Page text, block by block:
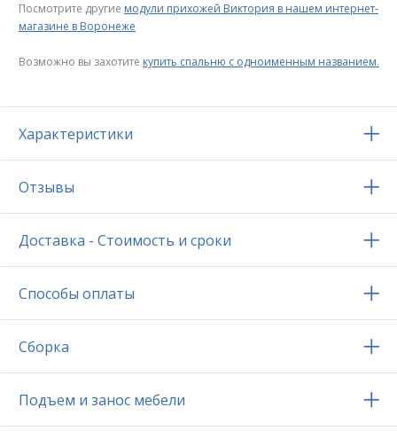
Посмотрите другие модули прихожей Виктория в нашем интернет-
магазине в Воронеже
Возможно вы захотите купить спальню с одноименным названием.
Характеристики
Отзывы
Доставка - Стоимость и сроки
Способы оплаты
Сборка
Подъем и занос мебели